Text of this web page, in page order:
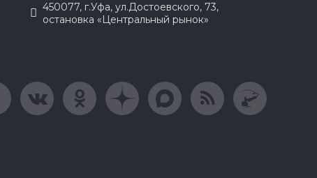
450077, г.Уфа, ул.Достоевского, 73,
остановка «Центральный рынок»